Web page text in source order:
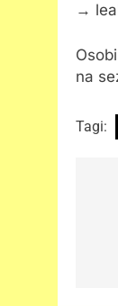
→
na
Tagi: